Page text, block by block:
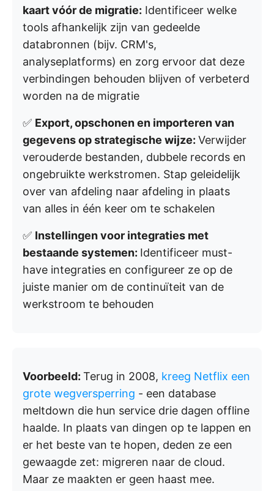
kaart vóór de migratie: Identificeer welke
tools afhankelijk zijn van gedeelde
databronnen (bijv. CRM's,
analyseplatforms) en zorg ervoor dat deze
verbindingen behouden blijven of verbeterd
worden na de migratie
✅ Export, opschonen en importeren van
gegevens op strategische wijze: Verwijder
verouderde bestanden, dubbele records en
ongebruikte werkstromen. Stap geleidelijk
over van afdeling naar afdeling in plaats
van alles in één keer om te schakelen
✅ Instellingen voor integraties met
bestaande systemen: Identificeer must-
have integraties en configureer ze op de
juiste manier om de continuïteit van de
werkstroom te behouden
Voorbeeld: Terug in 2008, kreeg Netflix een
grote wegversperring - een database
meltdown die hun service drie dagen offline
haalde. In plaats van dingen op te lappen en
er het beste van te hopen, deden ze een
gewaagde zet: migreren naar de cloud.
Maar ze maakten er geen haast mee.